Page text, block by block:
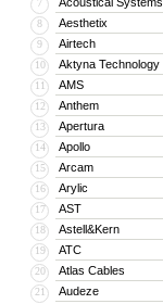
7
8 Aesthetix
9 Airtech
10 Aktyna Technology
11 AMS
12 Anthem
13 Apertura
14 Apollo
15 Arcam
16 Arylic
17 AST
18 Astell&Kern
19 ATC
20 Atlas Cables
21 Audeze